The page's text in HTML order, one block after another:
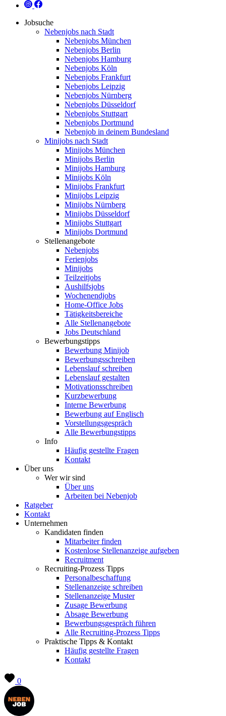
Jobsuche
Nebenjobs nach Stadt
Nebenjobs München
Nebenjobs Berlin
Nebenjobs Hamburg
Nebenjobs Köln
Nebenjobs Frankfurt
Nebenjobs Leipzig
Nebenjobs Nürnberg
Nebenjobs Düsseldorf
Nebenjobs Stuttgart
Nebenjobs Dortmund
Nebenjob in deinem Bundesland
Minijobs nach Stadt
Minijobs München
Minijobs Berlin
Minijobs Hamburg
Minijobs Köln
Minijobs Frankfurt
Minijobs Leipzig
Minijobs Nürnberg
Minijobs Düsseldorf
Minijobs Stuttgart
Minijobs Dortmund
Stellenangebote
Nebenjobs
Ferienjobs
Minijobs
Teilzeitjobs
Aushilfsjobs
Wochenendjobs
Home-Office Jobs
Tätigkeitsbereiche
Alle Stellenangebote
Jobs Deutschland
Bewerbungstipps
Bewerbung Minijob
Bewerbungsschreiben
Lebenslauf schreiben
Lebenslauf gestalten
Motivationsschreiben
Kurzbewerbung
Interne Bewerbung
Bewerbung auf Englisch
Vorstellungsgespräch
Alle Bewerbungstipps
Info
Häufig gestellte Fragen
Kontakt
Über uns
Wer wir sind
Über uns
Arbeiten bei Nebenjob
Ratgeber
Kontakt
Unternehmen
Kandidaten finden
Mitarbeiter finden
Kostenlose Stellenanzeige aufgeben
Recruitment
Recruiting-Prozess Tipps
Personalbeschaffung
Stellenanzeige schreiben
Stellenanzeige Muster
Zusage Bewerbung
Absage Bewerbung
Bewerbungsgespräch führen
Alle Recruiting-Prozess Tipps
Praktische Tipps & Kontakt
Häufig gestellte Fragen
Kontakt
0